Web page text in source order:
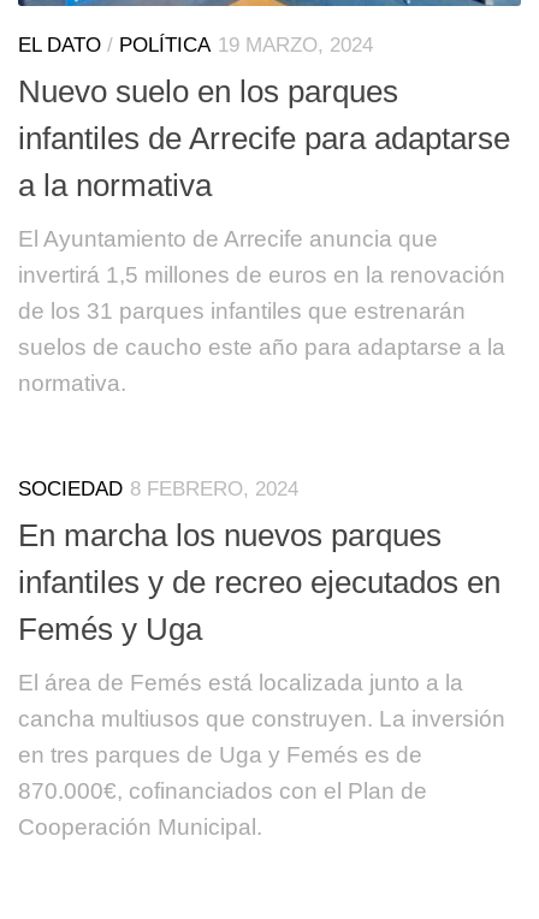
EL DATO / POLÍTICA 19 MARZO, 2024
Nuevo suelo en los parques
infantiles de Arrecife para adaptarse
a la normativa
El Ayuntamiento de Arrecife anuncia que
invertirá 1,5 millones de euros en la renovación
de los 31 parques infantiles que estrenarán
suelos de caucho este año para adaptarse a la
normativa.
SOCIEDAD 8 FEBRERO, 2024
En marcha los nuevos parques
infantiles y de recreo ejecutados en
Femés y Uga
El área de Femés está localizada junto a la
cancha multiusos que construyen. La inversión
en tres parques de Uga y Femés es de
870.000€, cofinanciados con el Plan de
Cooperación Municipal.